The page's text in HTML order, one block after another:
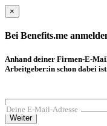
×
Bei Benefits.me
Anhand deiner Firmen-E-
Arbeitgeber:in schon dabei
Deine E-Mail-Adresse
Weiter